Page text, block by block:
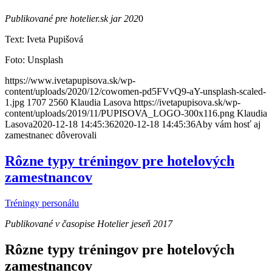
Publikované pre hotelier.sk jar 2020
Text: Iveta Pupišová
Foto: Unsplash
https://www.ivetapupisova.sk/wp-
content/uploads/2020/12/cowomen-pd5FVvQ9-aY-unsplash-scaled-
1.jpg 1707 2560 Klaudia Lasova https://ivetapupisova.sk/wp-
content/uploads/2019/11/PUPISOVA_LOGO-300x116.png Klaudia
Lasova2020-12-18 14:45:362020-12-18 14:45:36Aby vám hosť aj
zamestnanec dôverovali
Rôzne typy tréningov pre hotelových
zamestnancov
Tréningy personálu
Publikované v časopise Hotelier jeseň 2017
Rôzne typy tréningov pre hotelových
zamestnancov